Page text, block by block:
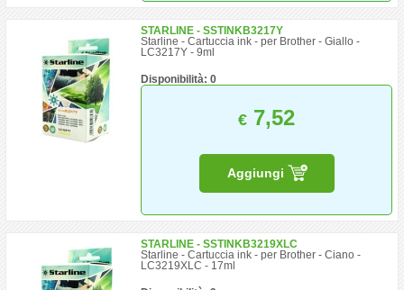
STARLINE - SSTINKB3217Y
Starline - Cartuccia ink - per Brother - Giallo -
LC3217Y - 9ml
Disponibilità: 0
€ 7,52
Aggiungi
STARLINE - SSTINKB3219XLC
Starline - Cartuccia ink - per Brother - Ciano -
LC3219XLC - 17ml